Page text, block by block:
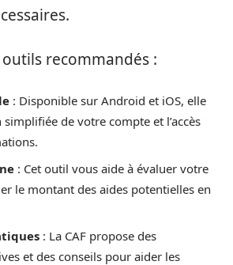
recommandés :
: Disponible sur Android et iOS, elle
de votre compte et l’accès
: Cet outil vous aide à évaluer votre
le montant des aides potentielles en
: La CAF propose des
et des conseils pour aider les